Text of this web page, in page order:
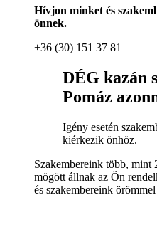
Hívjon minket és
önnek.
+36 (30) 151 37 81
DÉG kazán
Pomáz
Igény esetén
kiérkezik önhöz.
Szakembereink több, mint
mögött állnak az Ön
és szakembereink